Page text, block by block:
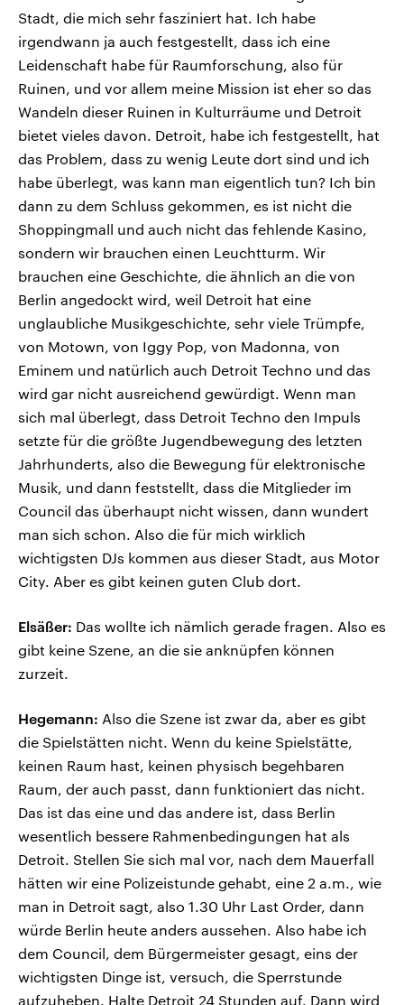
Stadt, die mich sehr fasziniert hat. Ich habe
irgendwann ja auch festgestellt, dass ich eine
Leidenschaft habe für Raumforschung, also für
Ruinen, und vor allem meine Mission ist eher so das
Wandeln dieser Ruinen in Kulturräume und Detroit
bietet vieles davon. Detroit, habe ich festgestellt, hat
das Problem, dass zu wenig Leute dort sind und ich
habe überlegt, was kann man eigentlich tun? Ich bin
dann zu dem Schluss gekommen, es ist nicht die
Shoppingmall und auch nicht das fehlende Kasino,
sondern wir brauchen einen Leuchtturm. Wir
brauchen eine Geschichte, die ähnlich an die von
Berlin angedockt wird, weil Detroit hat eine
unglaubliche Musikgeschichte, sehr viele Trümpfe,
von Motown, von Iggy Pop, von Madonna, von
Eminem und natürlich auch Detroit Techno und das
wird gar nicht ausreichend gewürdigt. Wenn man
sich mal überlegt, dass Detroit Techno den Impuls
setzte für die größte Jugendbewegung des letzten
Jahrhunderts, also die Bewegung für elektronische
Musik, und dann feststellt, dass die Mitglieder im
Council das überhaupt nicht wissen, dann wundert
man sich schon. Also die für mich wirklich
wichtigsten DJs kommen aus dieser Stadt, aus Motor
City. Aber es gibt keinen guten Club dort.
Elsäßer: Das wollte ich nämlich gerade fragen. Also es
gibt keine Szene, an die sie anknüpfen können
zurzeit.
Hegemann: Also die Szene ist zwar da, aber es gibt
die Spielstätten nicht. Wenn du keine Spielstätte,
keinen Raum hast, keinen physisch begehbaren
Raum, der auch passt, dann funktioniert das nicht.
Das ist das eine und das andere ist, dass Berlin
wesentlich bessere Rahmenbedingungen hat als
Detroit. Stellen Sie sich mal vor, nach dem Mauerfall
hätten wir eine Polizeistunde gehabt, eine 2 a.m., wie
man in Detroit sagt, also 1.30 Uhr Last Order, dann
würde Berlin heute anders aussehen. Also habe ich
dem Council, dem Bürgermeister gesagt, eins der
wichtigsten Dinge ist, versuch, die Sperrstunde
aufzuheben. Halte Detroit 24 Stunden auf. Dann wird